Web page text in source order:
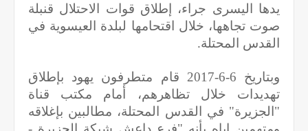
يدها اليسرى جراء، إطلاق قوات الاحتلال قنبلة
صوت تجاهها، خلال اقتحامها لبلدة العيسوية في
القدس المحتلة.
وبتاريخ 6-6-2017 قام متطرفون يهود بإطلاق
تهديدات خلال تظاهرهم، أمام مكتب قناة
"الجزيرة" في القدس المحتلة، مطالبين بإغلاقه